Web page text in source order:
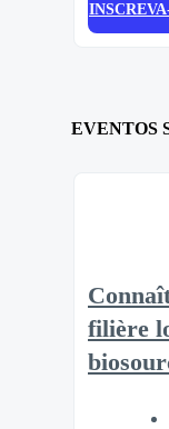
EVENTOS
filière